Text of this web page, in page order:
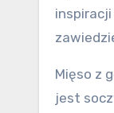
Mięso z
jest